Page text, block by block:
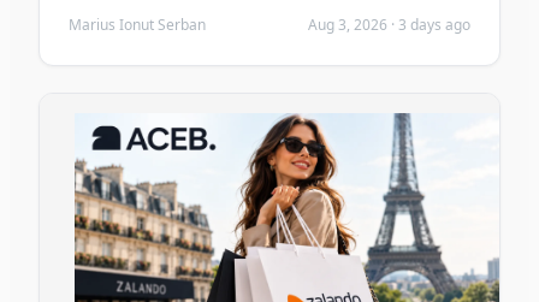
common mistakes before you purchase.
Marius Ionut Serban Aug 3, 2026 · 3 days ago